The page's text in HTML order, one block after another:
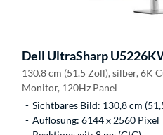
Dell UltraSharp
130.8 cm (51.5 Zoll), silber, 6K
Monitor, 120Hz Panel
Sichtbares Bild: 130,8 cm
Auflösung: 6144 x 2560 Pixel